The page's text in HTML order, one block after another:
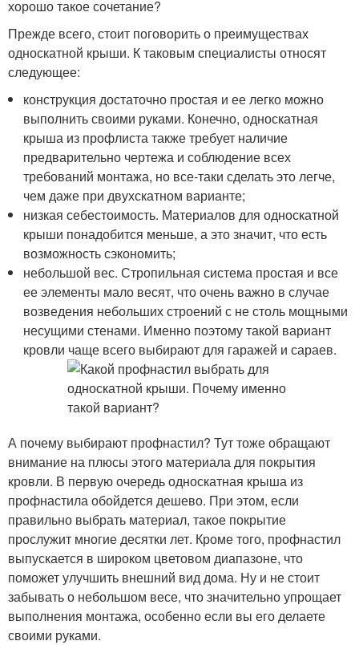
хорошо такое сочетание?
Прежде всего, стоит поговорить о преимуществах
односкатной крыши. К таковым специалисты относят
следующее:
конструкция достаточно простая и ее легко можно
выполнить своими руками. Конечно, односкатная
крыша из профлиста также требует наличие
предварительно чертежа и соблюдение всех
требований монтажа, но все-таки сделать это легче,
чем даже при двухскатном варианте;
низкая себестоимость. Материалов для односкатной
крыши понадобится меньше, а это значит, что есть
возможность сэкономить;
небольшой вес. Стропильная система простая и все
ее элементы мало весят, что очень важно в случае
возведения небольших строений с не столь мощными
несущими стенами. Именно поэтому такой вариант
кровли чаще всего выбирают для гаражей и сараев.
А почему выбирают профнастил? Тут тоже обращают
внимание на плюсы этого материала для покрытия
кровли. В первую очередь односкатная крыша из
профнастила обойдется дешево. При этом, если
правильно выбрать материал, такое покрытие
прослужит многие десятки лет. Кроме того, профнастил
выпускается в широком цветовом диапазоне, что
поможет улучшить внешний вид дома. Ну и не стоит
забывать о небольшом весе, что значительно упрощает
выполнения монтажа, особенно если вы его делаете
своими руками.